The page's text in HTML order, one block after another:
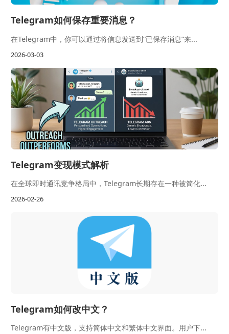
Telegram如何保存重要消息？
在Telegram中，你可以通过将信息发送到“已保存消息”来...
2026-03-03
Telegram变现模式解析
在全球即时通讯竞争格局中，Telegram长期存在一种被简化...
2026-02-26
Telegram如何改中文？
Telegram有中文版，支持简体中文和繁体中文界面。用户下...